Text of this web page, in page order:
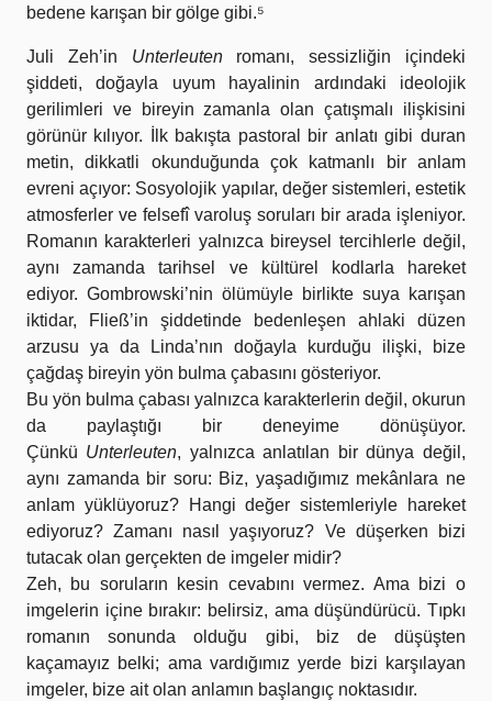
bedene karışan bir gölge gibi.⁵
Juli Zeh’in Unterleutenromanı, sessizliğin içindeki
şiddeti, doğayla uyum hayalinin ardındaki ideolojik
gerilimleri ve bireyin zamanla olan çatışmalı ilişkisini
görünür kılıyor. İlk bakışta pastoral bir anlatı gibi duran
metin, dikkatli okunduğunda çok katmanlı bir anlam
evreni açıyor: Sosyolojik yapılar, değer sistemleri, estetik
atmosferler ve felsefî varoluş soruları bir arada işleniyor.
Romanın karakterleri yalnızca bireysel tercihlerle değil,
aynı zamanda tarihsel ve kültürel kodlarla hareket
ediyor. Gombrowski’nin ölümüyle birlikte suya karışan
iktidar, Fließ’in şiddetinde bedenleşen ahlaki düzen
arzusu ya da Linda’nın doğayla kurduğu ilişki, bize
çağdaş bireyin yön bulma çabasını gösteriyor.
Bu yön bulma çabası yalnızca karakterlerin değil, okurun
da paylaştığı bir deneyime dönüşüyor.
Çünkü Unterleuten, yalnızca anlatılan bir dünya değil,
aynı zamanda bir soru: Biz, yaşadığımız mekânlara ne
anlam yüklüyoruz? Hangi değer sistemleriyle hareket
ediyoruz? Zamanı nasıl yaşıyoruz? Ve düşerken bizi
tutacak olan gerçekten de imgeler midir?
Zeh, bu soruların kesin cevabını vermez. Ama bizi o
imgelerin içine bırakır: belirsiz, ama düşündürücü. Tıpkı
romanın sonunda olduğu gibi, biz de düşüşten
kaçamayız belki; ama vardığımız yerde bizi karşılayan
imgeler, bize ait olan anlamın başlangıç noktasıdır.